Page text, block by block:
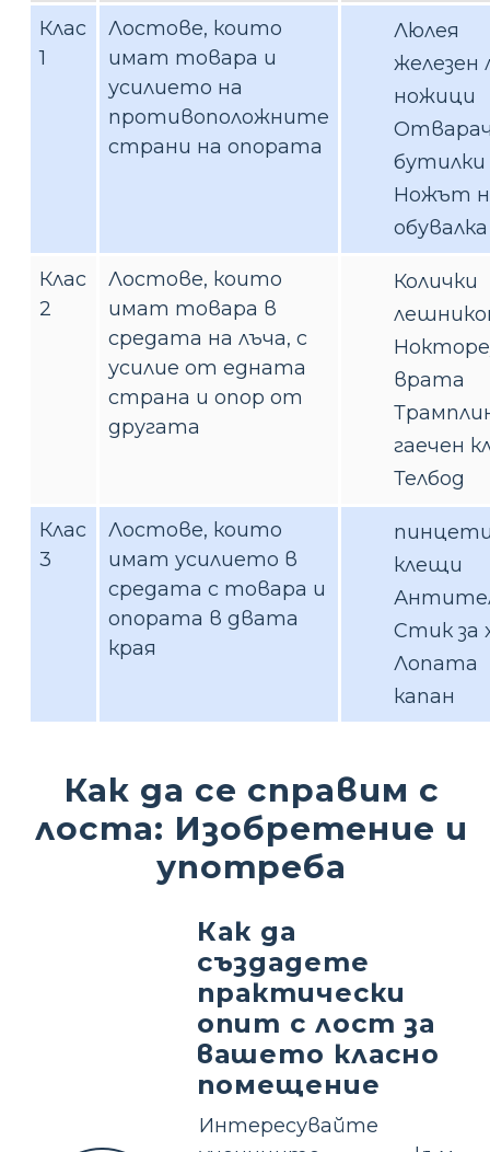
Клас
1
Лостове, които
имат товара и
усилието на
противоположните
страни на опората
Люлея
железен
ножици
бутилки
Ножът
обувалка
Клас
2
Лостове, които
имат товара в
средата на лъча, с
усилие от едната
страна и опор от
другата
Колички
врата
гаечен
Телбод
Клас
3
Лостове, които
имат усилието в
средата с товара и
опората в двата
края
клещи
Стик за
Лопата
капан
Как да се справим с
лоста: Изобретение и
употреба
Как да
създадете
практически
опит с лост за
вашето класно
помещение
Интересувайте